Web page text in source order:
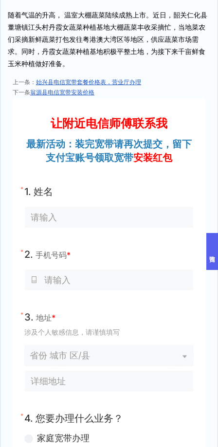
随着气温的升高， 温室大棚蔬菜陆续成熟上市。近日，韶关仁化县
董塘镇江头村丹霞女蔬菜种植基地大棚蔬菜丰收采摘忙，当地菜农
们采摘新鲜蔬菜打包发往粤港澳大湾区等地区，供应蔬菜市场需
求。同时，丹霞女蔬菜种植基地积极平整土地，为接下来千亩鲜食
玉米种植做好准备。
上一条： 始兴县电信宽带套餐价格表，营业厅办理
下一条翁源县电信宽带安装价格